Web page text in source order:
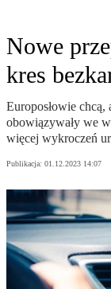
Nowe
kres
Europosłowie
obowiązywały we
więcej wykroczeń
Publikacja: 01.12.2023 14:07